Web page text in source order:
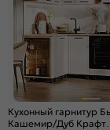
Кухонный гарнитур
Кашемир/Дуб Крафт